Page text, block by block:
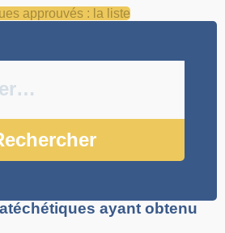
approuvés : la liste
ayant obtenu